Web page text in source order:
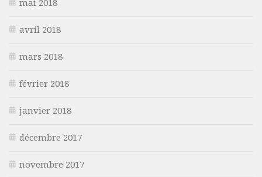
mai 2018
avril 2018
mars 2018
février 2018
janvier 2018
décembre 2017
novembre 2017